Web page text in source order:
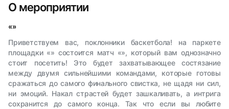
О мероприятии
«»
Приветствуем вас, поклонники баскетбола! на паркете
площадки «» состоится матч «», который вам однозначно
стоит посетить! Это будет захватывающее состязание
между двумя сильнейшими командами, которые готовы
сражаться до самого финального свистка, не щадя ни сил,
ни эмоций. Накал страстей будет зашкаливать, а интрига
сохранится до самого конца. Так что если вы любите